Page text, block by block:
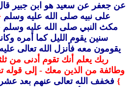
عن جعفر عن سعيد هو ابن جبير قال:
على نبيه صلى الله عليه وسلم
مكث النبي صلى الله عليه
سنين يقوم الليل كما أمره
يقومون معه فأنزل الله تعالى
ربك يعلم أنك تقوم أدنى من
وطائفة من الذين معك - إلى قوله
} فخفف الله تعالى عنهم بعد